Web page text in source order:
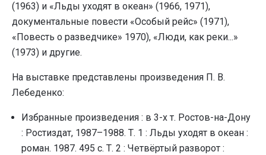
(1963) и «Льды уходят в океан» (1966, 1971),
документальные повести «Особый рейс» (1971),
«Повесть о разведчике» 1970), «Люди, как реки...»
(1973) и другие.
На выставке представлены произведения П. В.
Лебеденко:
Избранные произведения : в 3-х т. Ростов-на-Дону
: Ростиздат, 1987–1988. Т. 1 : Льды уходят в океан :
роман. 1987. 495 с. Т. 2 : Четвёртый разворот :